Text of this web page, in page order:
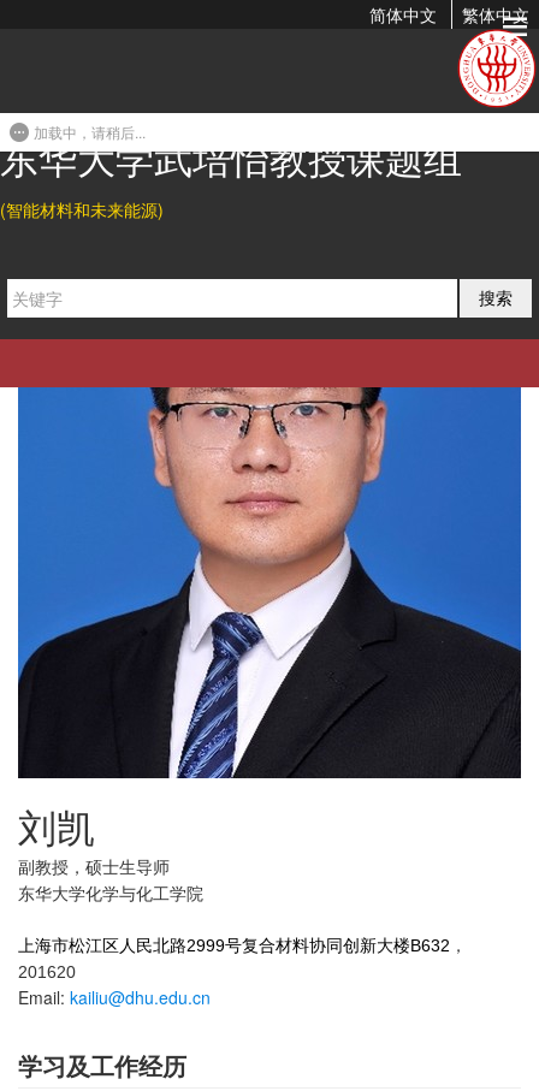
简体中文 繁体中文
东华大学武培怡教授课题组
(智能材料和未来能源)
搜索
刘凯
副教授，硕士生导师
东华大学化学与化工学院
上海市松江区人民北路2999号复合材料协同创新大楼B632 ，
201620
Email: kailiu@dhu.edu.cn
学习及工作经历
加载中，请稍后...